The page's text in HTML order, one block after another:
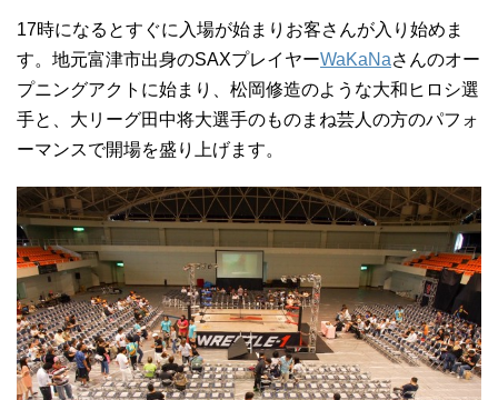
17時になるとすぐに入場が始まりお客さんが入り始めま
す。地元富津市出身のSAXプレイヤーWaKaNaさんのオー
プニングアクトに始まり、松岡修造のような大和ヒロシ選
手と、大リーグ田中将大選手のものまね芸人の方のパフォ
ーマンスで開場を盛り上げます。